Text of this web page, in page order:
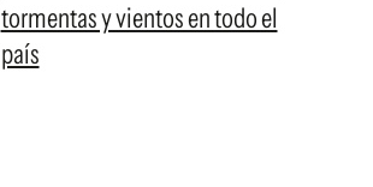
tormentas y vientos en todo el
país